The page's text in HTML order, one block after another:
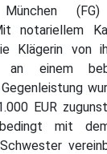
München
notariellem
Klägerin von
an einem
EUR
bedingt mit